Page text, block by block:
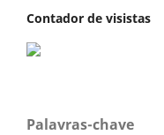
Contador de visistas
Palavras-chave